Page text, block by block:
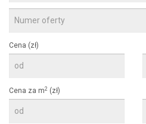
Cena (zł)
Cena za m2 (zł)